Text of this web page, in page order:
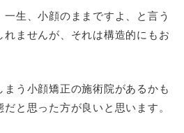
生、小顔のままですよ、と言う
れませんが、それは構造的にもお
う小顔矯正の施術院があるかも
と思った方が良いと思います。